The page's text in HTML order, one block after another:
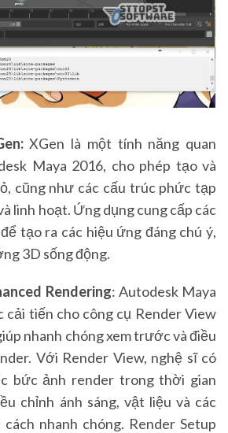
XGen là một tính năng quan
Maya 2016, cho phép tạo và
cũng như các cấu trúc phức tạp
linh hoạt. Ứng dụng cung cấp các
tạo ra các hiệu ứng đáng chú ý,
3D sống động.
Rendering: Autodesk Maya
cải tiến cho công cụ Render View
nhanh chóng xem trước và điều
Với Render View, nghệ sĩ có
bức ảnh render trong thời gian
chỉnh ánh sáng, vật liệu và các
nhanh chóng. Render Setup